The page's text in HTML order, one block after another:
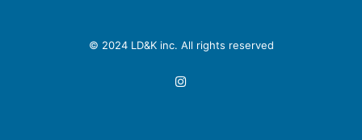
© 2024 LD&K inc. All rights reserved